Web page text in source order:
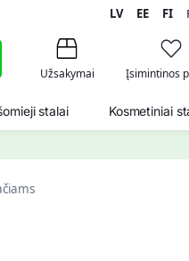
LV EE FI
Užsakymai Įsimintinos
stalai Kosmetiniai